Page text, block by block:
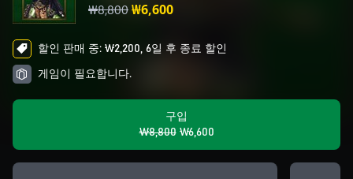
₩8,800₩6,600
할인 판매 중: ₩2,200, 6일 후 종료 할인
게임이 필요합니다.
구입
₩8,800 ₩6,600